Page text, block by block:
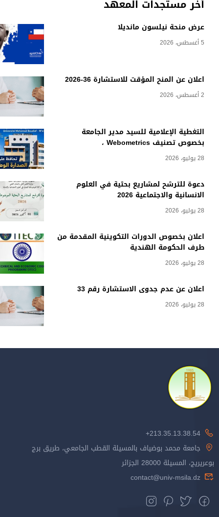
أخر مستجدات المعهد
عرض منحة نيلسون مانديلا
5 أغسطس، 2026
اعلان عن المنح المؤقت للاستشارة 36-2026
2 أغسطس، 2026
التغطية الإعلامية للسيد مدير الجامعة
بخصوص تصنيف Webometrics ،
28 يوليو، 2026
دعوة للترشح لمشاريع بحثية في العلوم
الانسانية والاجتماعية 2026
28 يوليو، 2026
اعلان بخصوص الدورات التكوينية المقدمة من
طرف الحكومة الهندية
28 يوليو، 2026
اعلان عن عدم جدوى الاستشارة رقم 33
28 يوليو، 2026
213.35.13.38.54+
جامعة محمد بوضياف بالمسيلة القطب الجامعي، طريق برج
بوعريريج، المسيلة 28000 الجزائر
contact@univ-msila.dz